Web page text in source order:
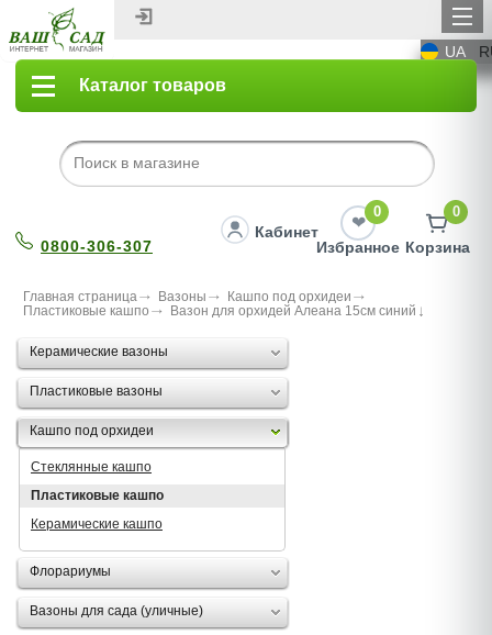
UA
Каталог товаров
0800-306-307
Кабинет
0
Избранное
0
Корзина
Главная страница Вазоны
Кашпо под орхидеи
Пластиковые кашпо
Вазон для орхидей Алеана 15см синий
Керамические вазоны
Пластиковые вазоны
Кашпо под орхидеи
Стеклянные кашпо
Пластиковые кашпо
Керамические кашпо
Флорариумы
Вазоны для сада (уличные)